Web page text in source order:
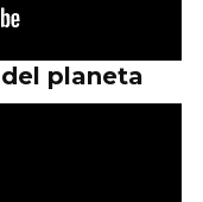
planeta